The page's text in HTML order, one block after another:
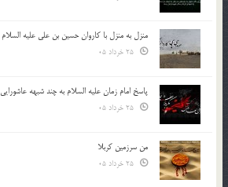
منزل به منزل با کاروان حسین بن علی علیه السلام
پاسخ امام زمان علیه السلام به چند شبهه عاشورایی
من سرزمین کربلا